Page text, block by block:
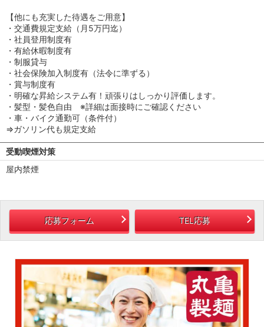
【他にも充実した待遇をご用意】
・交通費規定支給（月5万円迄）
・社員登用制度有
・有給休暇制度有
・制服貸与
・社会保険加入制度有（法令に準ずる）
・賞与制度有
・明確な昇給システム有！頑張りはしっかり評価します。
・髪型・髪色自由 ※詳細は面接時にご確認ください
・車・バイク通勤可（条件付）
⇒ガソリン代も規定支給
受動喫煙対策
屋内禁煙
応募フォーム TEL応募